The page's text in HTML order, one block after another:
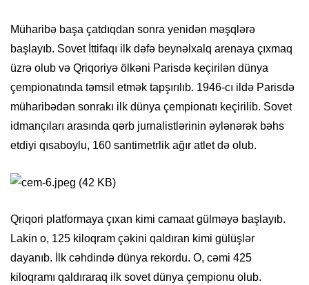
Müharibə başa çatdıqdan sonra yenidən məşqlərə
başlayıb. Sovet İttifaqı ilk dəfə beynəlxalq arenaya çıxmaq
üzrə olub və Qriqoriyə ölkəni Parisdə keçirilən dünya
çempionatında təmsil etmək tapşırılıb. 1946-cı ildə Parisdə
müharibədən sonrakı ilk dünya çempionatı keçirilib. Sovet
idmançıları arasında qərb jurnalistlərinin əylənərək bəhs
etdiyi qısaboylu, 160 santimetrlik ağır atlet də olub.
Qriqori platformaya çıxan kimi camaat gülməyə başlayıb.
Lakin o, 125 kiloqram çəkini qaldıran kimi gülüşlər
dayanıb. İlk cəhdində dünya rekordu. O, cəmi 425
kiloqramı qaldıraraq ilk sovet dünya çempionu olub.